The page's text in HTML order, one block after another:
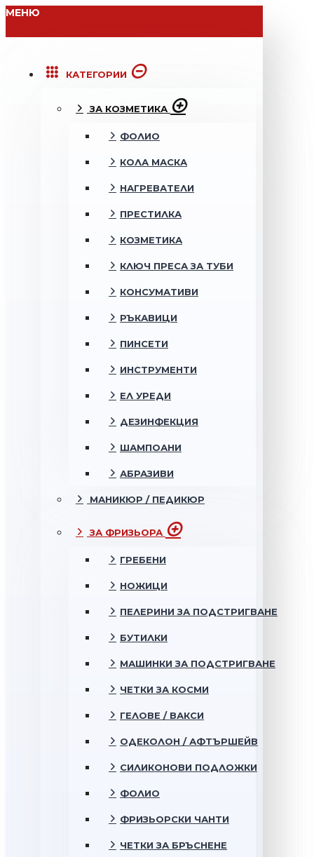
МЕНЮ
КАТЕГОРИИ
ЗА КОЗМЕТИКА
ФОЛИО
КОЛА МАСКА
НАГРЕВАТЕЛИ
ПРЕСТИЛКА
КОЗМЕТИКА
КЛЮЧ ПРЕСА ЗА ТУБИ
КОНСУМАТИВИ
РЪКАВИЦИ
ПИНСЕТИ
ИНСТРУМЕНТИ
ЕЛ УРЕДИ
ДЕЗИНФЕКЦИЯ
ШАМПОАНИ
АБРАЗИВИ
МАНИКЮР / ПЕДИКЮР
ЗА ФРИЗЬОРА
ГРЕБЕНИ
НОЖИЦИ
ПЕЛЕРИНИ ЗА ПОДСТРИГВАНЕ
БУТИЛКИ
МАШИНКИ ЗА ПОДСТРИГВАНЕ
ЧЕТКИ ЗА КОСМИ
ГЕЛОВЕ / ВАКСИ
ОДЕКОЛОН / АФТЪРШЕЙВ
СИЛИКОНОВИ ПОДЛОЖКИ
ФОЛИО
ФРИЗЬОРСКИ ЧАНТИ
ЧЕТКИ ЗА БРЪСНЕНЕ